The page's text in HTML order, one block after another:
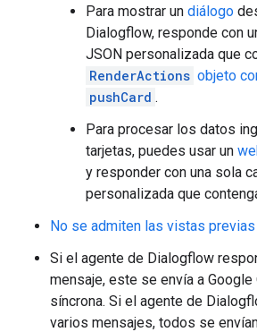
Para mostrar un diálogo
Dialogflow, responde con
JSON personalizada que
RenderActions objeto
pushCard .
Para procesar los datos
tarjetas, puedes usar un
y responder con una sola
personalizada que
No se admiten las vistas
Si el agente de Dialogflow
mensaje, este se envía a Google
síncrona. Si el agente de
varios mensajes, todos se